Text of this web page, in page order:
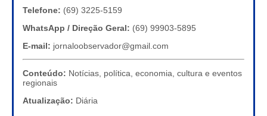
Telefone: (69) 3225-5159
WhatsApp / Direção Geral: (69) 99903-5895
E-mail: jornaloobservador@gmail.com
Conteúdo: Notícias, política, economia, cultura e eventos
regionais
Atualização: Diária